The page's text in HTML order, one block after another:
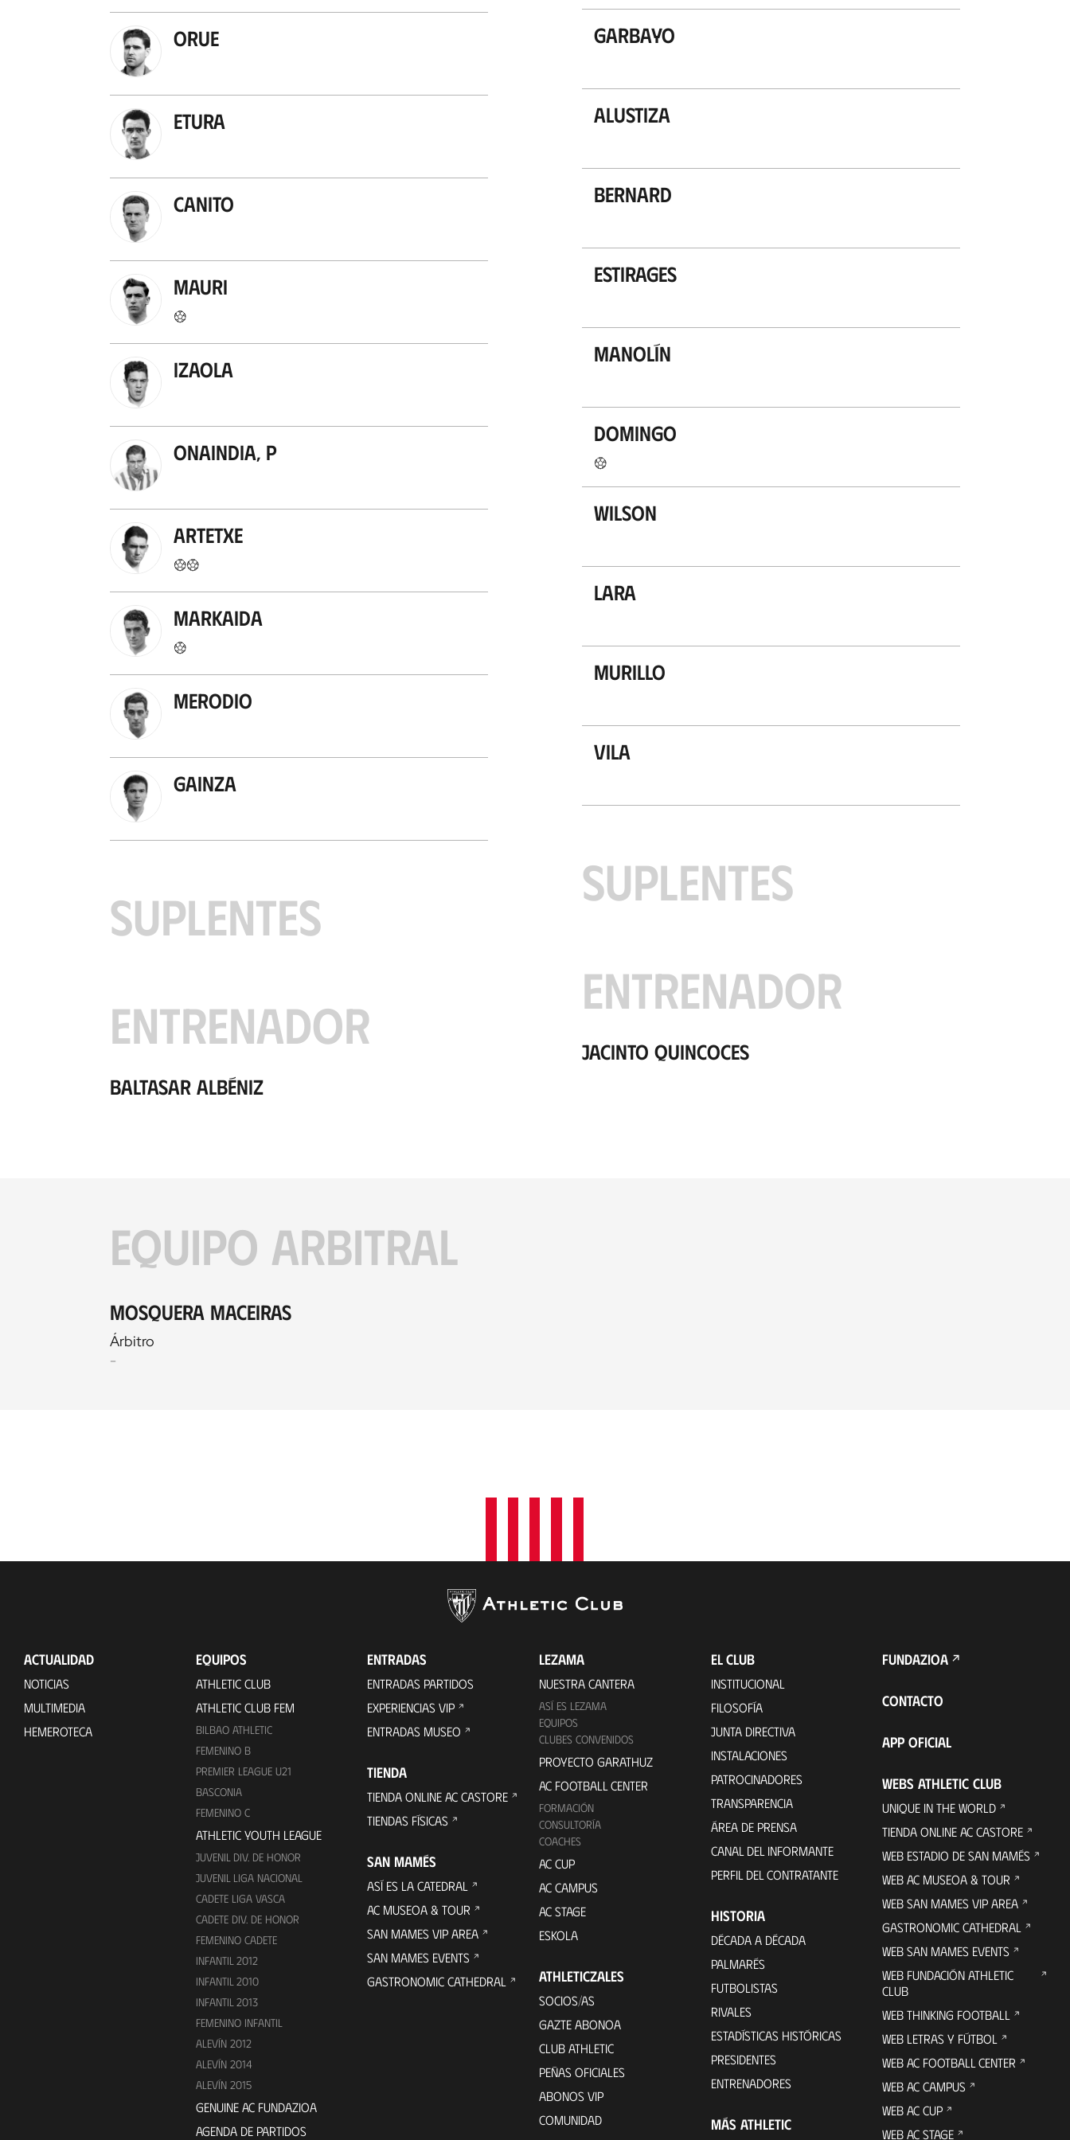
Orue
Etura
Canito
Mauri
Izaola
Onaindia, P
Artetxe
Markaida
Merodio
Gainza
SUPLENTES
ENTRENADOR
Baltasar Albéniz
Garbayo
Alustiza
Bernard
Estirages
Manolín
Domingo
Wilson
Lara
Murillo
Vila
SUPLENTES
ENTRENADOR
Jacinto Quincoces
EQUIPO ARBITRAL
Mosquera Maceiras
Árbitro
-
ACTUALIDAD
NOTICIAS
MULTIMEDIA
HEMEROTECA
EQUIPOS
ATHLETIC CLUB
ATHLETIC CLUB FEM
BILBAO ATHLETIC
FEMENINO B
PREMIER LEAGUE U21
BASCONIA
FEMENINO C
ATHLETIC YOUTH LEAGUE
JUVENIL DIV. DE HONOR
JUVENIL LIGA NACIONAL
CADETE LIGA VASCA
CADETE DIV. DE HONOR
FEMENINO CADETE
INFANTIL 2012
INFANTIL 2010
INFANTIL 2013
FEMENINO INFANTIL
ALEVÍN 2012
ALEVÍN 2014
ALEVÍN 2015
GENUINE AC FUNDAZIOA
AGENDA DE PARTIDOS
ENTRADAS
ENTRADAS PARTIDOS
EXPERIENCIAS VIP
ENTRADAS MUSEO
TIENDA
TIENDA ONLINE AC CASTORE
TIENDAS FÍSICAS
SAN MAMÉS
ASÍ ES LA CATEDRAL
AC MUSEOA & TOUR
SAN MAMES VIP AREA
SAN MAMES EVENTS
GASTRONOMIC CATHEDRAL
LEZAMA
NUESTRA CANTERA
ASÍ ES LEZAMA
EQUIPOS
CLUBES CONVENIDOS
PROYECTO GARATHUZ
AC FOOTBALL CENTER
FORMACIÓN
CONSULTORÍA
COACHES
AC CUP
AC CAMPUS
AC STAGE
ESKOLA
ATHLETICZALES
SOCIOS/AS
GAZTE ABONOA
CLUB ATHLETIC
PEÑAS OFICIALES
ABONOS VIP
COMUNIDAD
EL CLUB
INSTITUCIONAL
FILOSOFÍA
JUNTA DIRECTIVA
INSTALACIONES
PATROCINADORES
TRANSPARENCIA
ÁREA DE PRENSA
CANAL DEL INFORMANTE
PERFIL DEL CONTRATANTE
HISTORIA
DÉCADA A DÉCADA
PALMARÉS
FUTBOLISTAS
RIVALES
ESTADÍSTICAS HISTÓRICAS
PRESIDENTES
ENTRENADORES
MÁS ATHLETIC
FUNDAZIOA
CONTACTO
APP OFICIAL
WEBS ATHLETIC CLUB
UNIQUE IN THE WORLD
TIENDA ONLINE AC CASTORE
WEB ESTADIO DE SAN MAMÉS
WEB AC MUSEOA & TOUR
WEB SAN MAMES VIP AREA
GASTRONOMIC CATHEDRAL
WEB SAN MAMES EVENTS
WEB FUNDACIÓN ATHLETIC
CLUB
WEB THINKING FOOTBALL
WEB LETRAS Y FÚTBOL
WEB AC FOOTBALL CENTER
WEB AC CAMPUS
WEB AC CUP
WEB AC STAGE